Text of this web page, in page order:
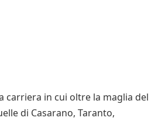
carriera in cui oltre la maglia del
di Casarano, Taranto,